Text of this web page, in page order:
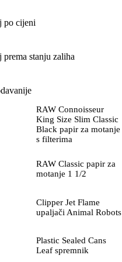
po cijeni
prema stanju zaliha
RAW Connoisseur
King Size Slim Classic
Black papir za motanje
s filterima
RAW Classic papir za
motanje 1 1/2
Clipper Jet Flame
upaljači Animal Robots
Plastic Sealed Cans
Leaf spremnik